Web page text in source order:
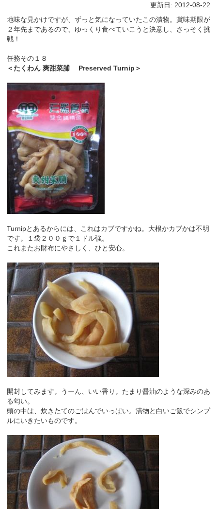
更新日: 2012-08-22
地味な見かけですが、ずっと気になっていたこの漬物。賞味期限が
２年先まであるので、ゆっくり食べていこうと決意し、さっそく挑
戦！
任務その１８
＜たくわん 爽甜菜脯 Preserved Turnip＞
Turnipとあるからには、これはカブですかね。大根かカブかは不明
です。１袋２００ｇで１ドル強。
これまたお財布にやさしく、ひと安心。
開封してみます。うーん、いい香り。たまり醤油のような深みのあ
る匂い。
頭の中は、炊きたてのごはんでいっぱい。漬物と白いご飯でシンプ
ルにいきたいものです。